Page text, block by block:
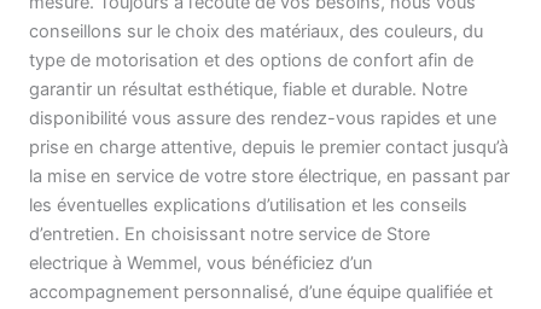
conseillons sur le choix des matériaux, des couleurs, du
type de motorisation et des options de confort afin de
garantir un résultat esthétique, fiable et durable. Notre
disponibilité vous assure des rendez-vous rapides et une
prise en charge attentive, depuis le premier contact jusqu’à
la mise en service de votre store électrique, en passant par
les éventuelles explications d’utilisation et les conseils
d’entretien. En choisissant notre service de Store
electrique à Wemmel, vous bénéficiez d’un
accompagnement personnalisé, d’une équipe qualifiée et